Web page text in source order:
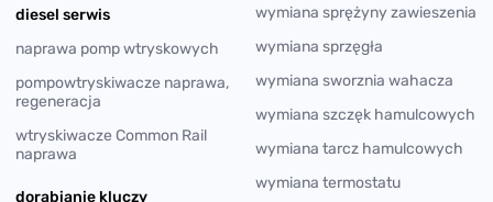
diesel serwis
naprawa pomp wtryskowych
pompowtryskiwacze naprawa,
regeneracja
wtryskiwacze Common Rail
naprawa
dorabianie kluczy
wymiana sprężyny zawieszenia
wymiana sprzęgła
wymiana sworznia wahacza
wymiana szczęk hamulcowych
wymiana tarcz hamulcowych
wymiana termostatu